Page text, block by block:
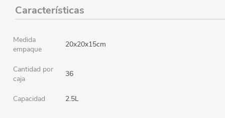
Características
Medida
empaque
20x20x15cm
Cantidad por
caja
36
Capacidad 2.5L